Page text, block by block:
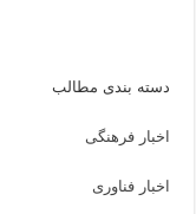
دسته بندی مطالب
اخبار فرهنگی
اخبار فناوری